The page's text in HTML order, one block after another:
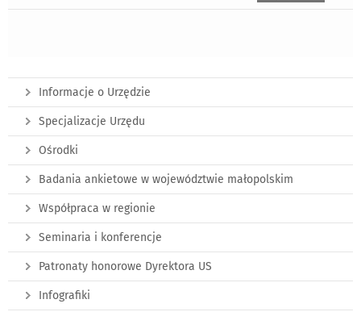
Informacje o Urzędzie
Specjalizacje Urzędu
Ośrodki
Badania ankietowe w województwie małopolskim
Współpraca w regionie
Seminaria i konferencje
Patronaty honorowe Dyrektora US
Infografiki